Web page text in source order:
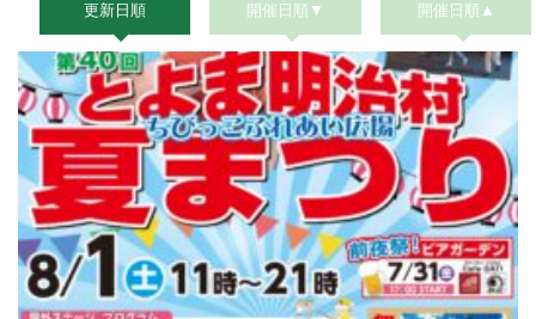
更新日順 開催日順▼ 開催日順▲